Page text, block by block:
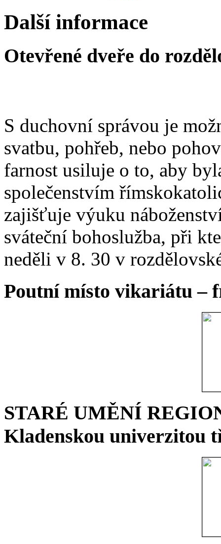
Další informace
Otevřené dveře do
S duchovní správou je
svatbu, pohřeb, nebo
farnost usiluje o to, aby
společenstvím
zajišťuje výuku
sváteční bohoslužba, při
neděli v 8. 30 v
Poutní místo vikariátu –
STARÉ UMĚNÍ
Kladenskou univerzitou